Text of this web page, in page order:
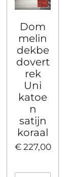
Dom
melin
dekbe
dovert
rek
Uni
katoe
n
satijn
koraal
€ 227,00